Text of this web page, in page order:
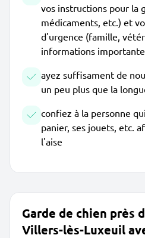
vos instructions pour la
médicaments, etc.) et
d'urgence (famille,
informations
ayez suffisament de
un peu plus que la
confiez à la personne
panier, ses jouets, etc.
l'aise
Garde de chien près
Villers-lès-Luxeuil